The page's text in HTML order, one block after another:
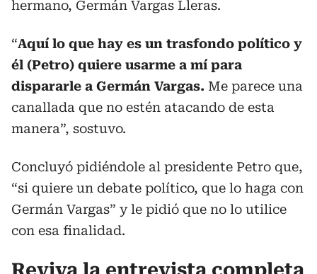
hermano, Germán Vargas Lleras.
“Aquí lo que hay es un trasfondo político y
él (Petro) quiere usarme a mí para
dispararle a Germán Vargas. Me parece una
canallada que no estén atacando de esta
manera”, sostuvo.
Concluyó pidiéndole al presidente Petro que,
“si quiere un debate político, que lo haga con
Germán Vargas” y le pidió que no lo utilice
con esa finalidad.
Reviva la entrevista completa